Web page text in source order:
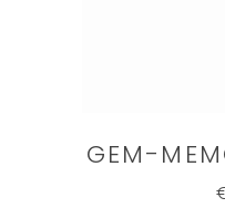
GEM-